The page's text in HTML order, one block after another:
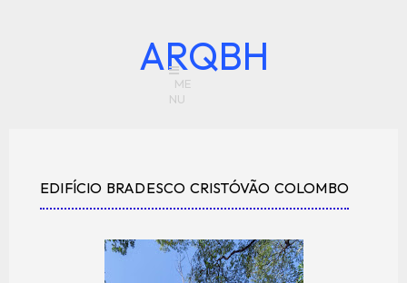
ARQBH
EDIFÍCIO BRADESCO CRISTÓVÃO COLOMBO